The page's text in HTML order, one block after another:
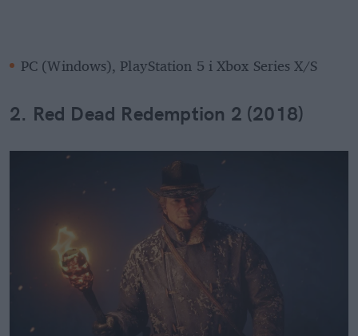
PC (Windows), PlayStation 5 i Xbox Series X/S
2. Red Dead Redemption 2 (2018)